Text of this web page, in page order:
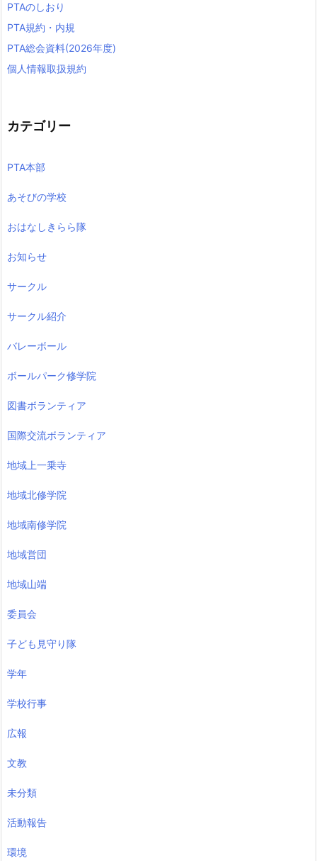
PTAのしおり
PTA規約・内規
PTA総会資料(2026年度)
個人情報取扱規約
カテゴリー
PTA本部
あそびの学校
おはなしきらら隊
お知らせ
サークル
サークル紹介
バレーボール
ボールパーク修学院
図書ボランティア
国際交流ボランティア
地域上一乗寺
地域北修学院
地域南修学院
地域営団
地域山端
委員会
子ども見守り隊
学年
学校行事
広報
文教
未分類
活動報告
環境